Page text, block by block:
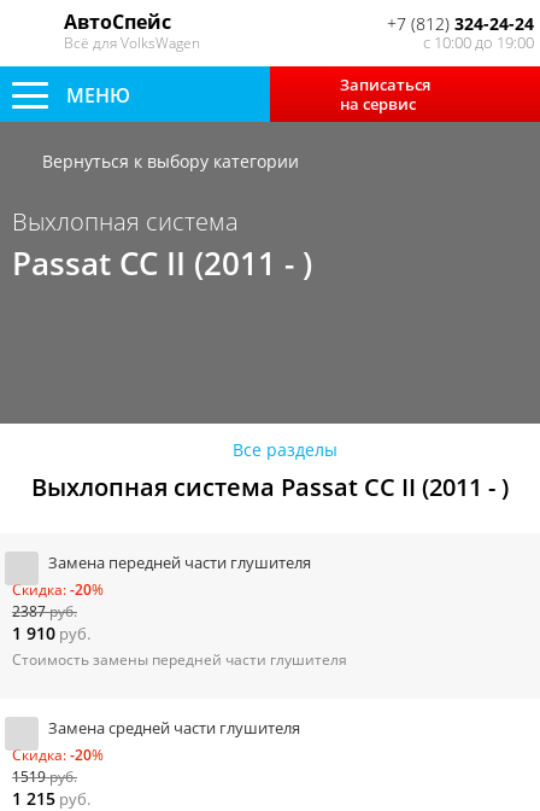
АвтоСпейс
Всё для VolksWagen
+7 (812) 324-24-24
с 10:00 до 19:00
Записаться
на сервис
МЕНЮ
Вернуться к выбору категории
Выхлопная система
Passat CC II (2011 - )
Все разделы
Выхлопная система Passat CC II (2011 - )
Замена передней части глушителя
Скидка:-20%
2387руб.
1 910 руб.
Стоимость замены передней части глушителя
Замена средней части глушителя
Скидка:-20%
1519руб.
1 215 руб.